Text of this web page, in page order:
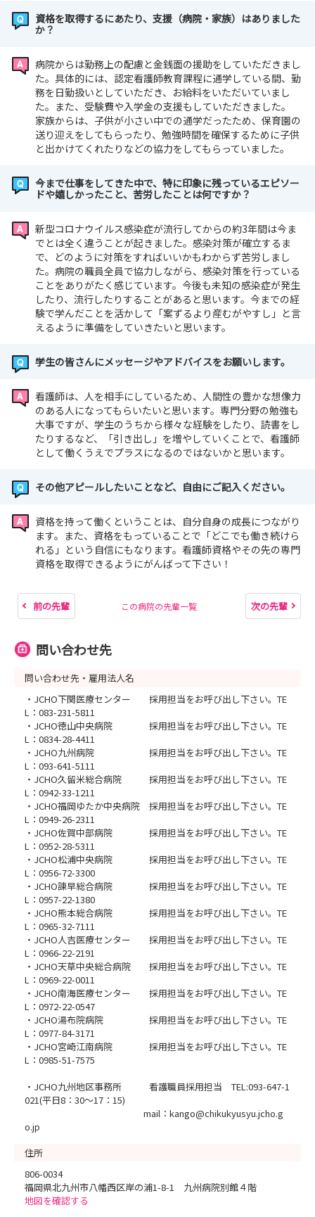
資格を取得するにあたり、支援（病院・家族）はありました
か？
病院からは勤務上の配慮と金銭面の援助をしていただきまし
た。具体的には、認定看護師教育課程に通学している間、勤
務を日勤扱いとしていただき、お給料をいただいていまし
た。また、受験費や入学金の支援もしていただきました。
家族からは、子供が小さい中での通学だったため、保育園の
送り迎えをしてもらったり、勉強時間を確保するために子供
と出かけてくれたりなどの協力をしてもらっていました。
今まで仕事をしてきた中で、特に印象に残っているエピソー
ドや嬉しかったこと、苦労したことは何ですか？
新型コロナウイルス感染症が流行してからの約3年間は今ま
でとは全く違うことが起きました。感染対策が確立するま
で、どのように対策をすればいいかもわからず苦労しまし
た。病院の職員全員で協力しながら、感染対策を行っている
ことをありがたく感じています。今後も未知の感染症が発生
したり、流行したりすることがあると思います。今までの経
験で学んだことを活かして「案ずるより産むがやすし」と言
えるように準備をしていきたいと思います。
学生の皆さんにメッセージやアドバイスをお願いします。
看護師は、人を相手にしているため、人間性の豊かな想像力
のある人になってもらいたいと思います。専門分野の勉強も
大事ですが、学生のうちから様々な経験をしたり、読書をし
たりするなど、「引き出し」を増やしていくことで、看護師
として働くうえでプラスになるのではないかと思います。
その他アピールしたいことなど、自由にご記入ください。
資格を持って働くということは、自分自身の成長につながり
ます。また、資格をもっていることで「どこでも働き続けら
れる」という自信にもなります。看護師資格やその先の専門
資格を取得できるようにがんばって下さい！
前の先輩 この病院の先輩一覧 次の先輩
問い合わせ先
問い合わせ先・雇用法人名
・JCHO下関医療センター 採用担当をお呼び出し下さい。TE
L：083-231-5811
・JCHO徳山中央病院 採用担当をお呼び出し下さい。TE
L：0834-28-4411
・JCHO九州病院 採用担当をお呼び出し下さい。TE
L：093-641-5111
・JCHO久留米総合病院 採用担当をお呼び出し下さい。TE
L：0942-33-1211
・JCHO福岡ゆたか中央病院 採用担当をお呼び出し下さい。TE
L：0949-26-2311
・JCHO佐賀中部病院 採用担当をお呼び出し下さい。TE
L：0952-28-5311
・JCHO松浦中央病院 採用担当をお呼び出し下さい。TE
L：0956-72-3300
・JCHO諫早総合病院 採用担当をお呼び出し下さい。TE
L：0957-22-1380
・JCHO熊本総合病院 採用担当をお呼び出し下さい。TE
L：0965-32-7111
・JCHO人吉医療センター 採用担当をお呼び出し下さい。TE
L：0966-22-2191
・JCHO天草中央総合病院 採用担当をお呼び出し下さい。TE
L：0969-22-0011
・JCHO南海医療センター 採用担当をお呼び出し下さい。TE
L：0972-22-0547
・JCHO湯布院病院 採用担当をお呼び出し下さい。TE
L：0977-84-3171
・JCHO宮崎江南病院 採用担当をお呼び出し下さい。TE
L：0985-51-7575
・JCHO九州地区事務所 看護職員採用担当 TEL:093-647-1
021(平日8：30～17：15)
mail：kango@chikukyusyu.jcho.g
o.jp
住所
806-0034
福岡県北九州市八幡西区岸の浦1-8-1 九州病院別館４階
地図を確認する